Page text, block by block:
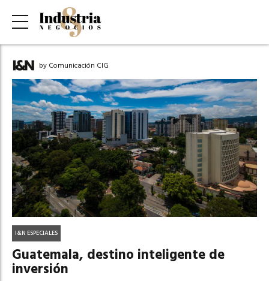
by Comunicación CIG
I&N ESPECIALES
Guatemala, destino inteligente de
inversión